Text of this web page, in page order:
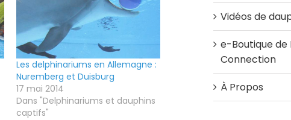
Les delphinariums en Allemagne :
Nuremberg et Duisburg
17 mai 2014
Dans "Delphinariums et dauphins
captifs"
Vidéos de
e-Boutique de
Connection
À Propos